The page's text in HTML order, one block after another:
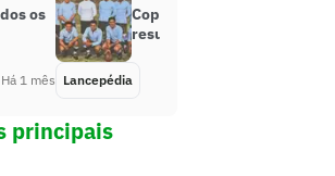
os
Há 1 mês
Copa do Mundo de 1930:
resultados
Lancepédia
principais